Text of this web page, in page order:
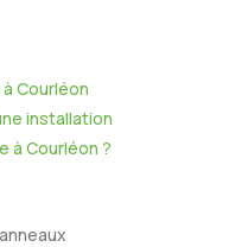
Courléon
installation
à Courléon ?